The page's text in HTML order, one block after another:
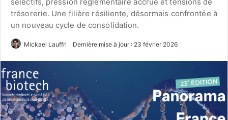
trésorerie. Une filière résiliente, désormais confrontée à
un nouveau cycle de consolidation.
Mickael Lauffri Dernière mise à jour : 23 février 2026